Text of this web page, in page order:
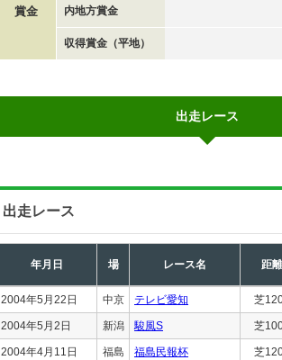
賞金 内地方賞金
収得賞金（平地）
出走レース
出走レース
年月日 場 レース名 距離
2004年5月22日 中京 テレビ愛知 芝
2004年5月2日 新潟 駿風S 芝
2004年4月11日 福島 福島民報杯 芝